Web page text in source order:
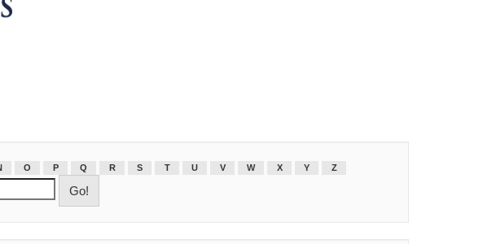
O P Q R S T U V W X Y Z